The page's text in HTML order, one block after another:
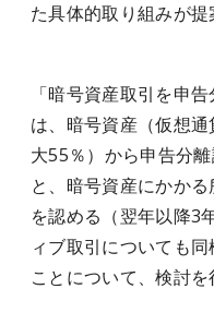
た具体的取り組みが提
「暗号資産取引を申
は、暗号資産（仮想
大55％）から申告分
と、暗号資産にかか
を認める（翌年以降3
ィブ取引についても
ことについて、検討を